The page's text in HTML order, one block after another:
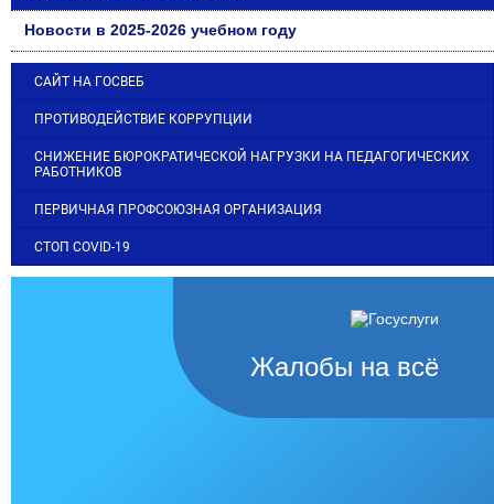
Новости в 2025-2026 учебном году
САЙТ НА ГОСВЕБ
ПРОТИВОДЕЙСТВИЕ КОРРУПЦИИ
СНИЖЕНИЕ БЮРОКРАТИЧЕСКОЙ НАГРУЗКИ НА ПЕДАГОГИЧЕСКИХ
РАБОТНИКОВ
ПЕРВИЧНАЯ ПРОФСОЮЗНАЯ ОРГАНИЗАЦИЯ
СТОП COVID-19
Жалобы на всё